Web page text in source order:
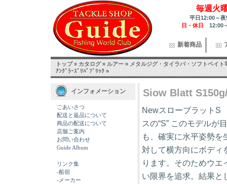
毎週火
平日12:00～
日・休日 12:00
新着商品
トップ»カタログ»ルアー»メタルジグ・タイラバ・ソフトベイト
ｱﾝｸﾞﾗｰｽﾞﾘﾊﾟﾌﾞﾘｯｸ»
インフォメーション
ごあいさつ
配送と返品について
商品の配送について
店舗ご案内
お問い合わせ
Guide Album
リンク集
-船宿
-メーカー
Siow Blatt
NewスローブラットS
スの“S” このモデルが
も、確実に水平姿勢
対して横方向にボディ
ります。そのためウ
い限界を追求。結果と